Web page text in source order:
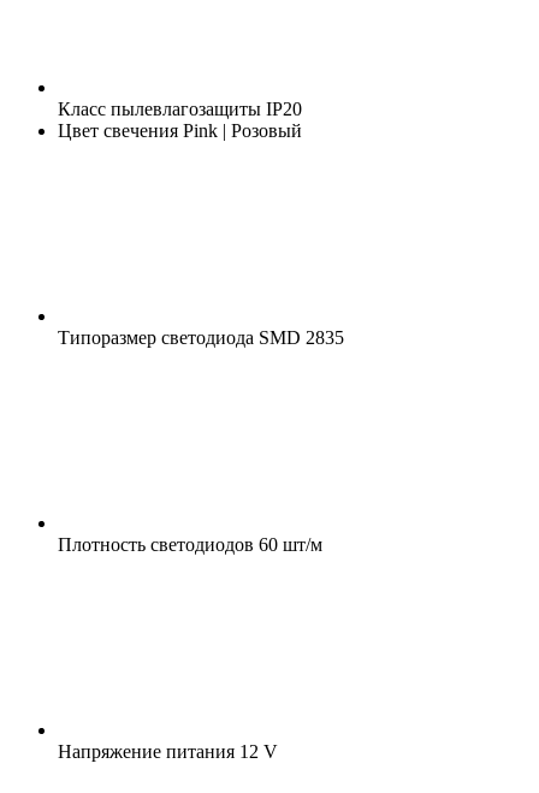
Класс пылевлагозащиты IP20
Цвет свечения Pink | Розовый
Типоразмер светодиода SMD 2835
Плотность светодиодов 60 шт/м
Напряжение питания 12 V